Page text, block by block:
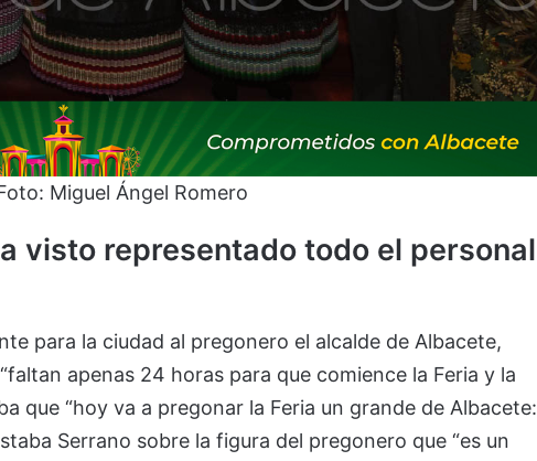
Miguel Ángel Romero
visto representado todo el personal
para la ciudad al pregonero el alcalde de Albacete,
apenas 24 horas para que comience la Feria y la
que “hoy va a pregonar la Feria un grande de Albacete:
Serrano sobre la figura del pregonero que “es un